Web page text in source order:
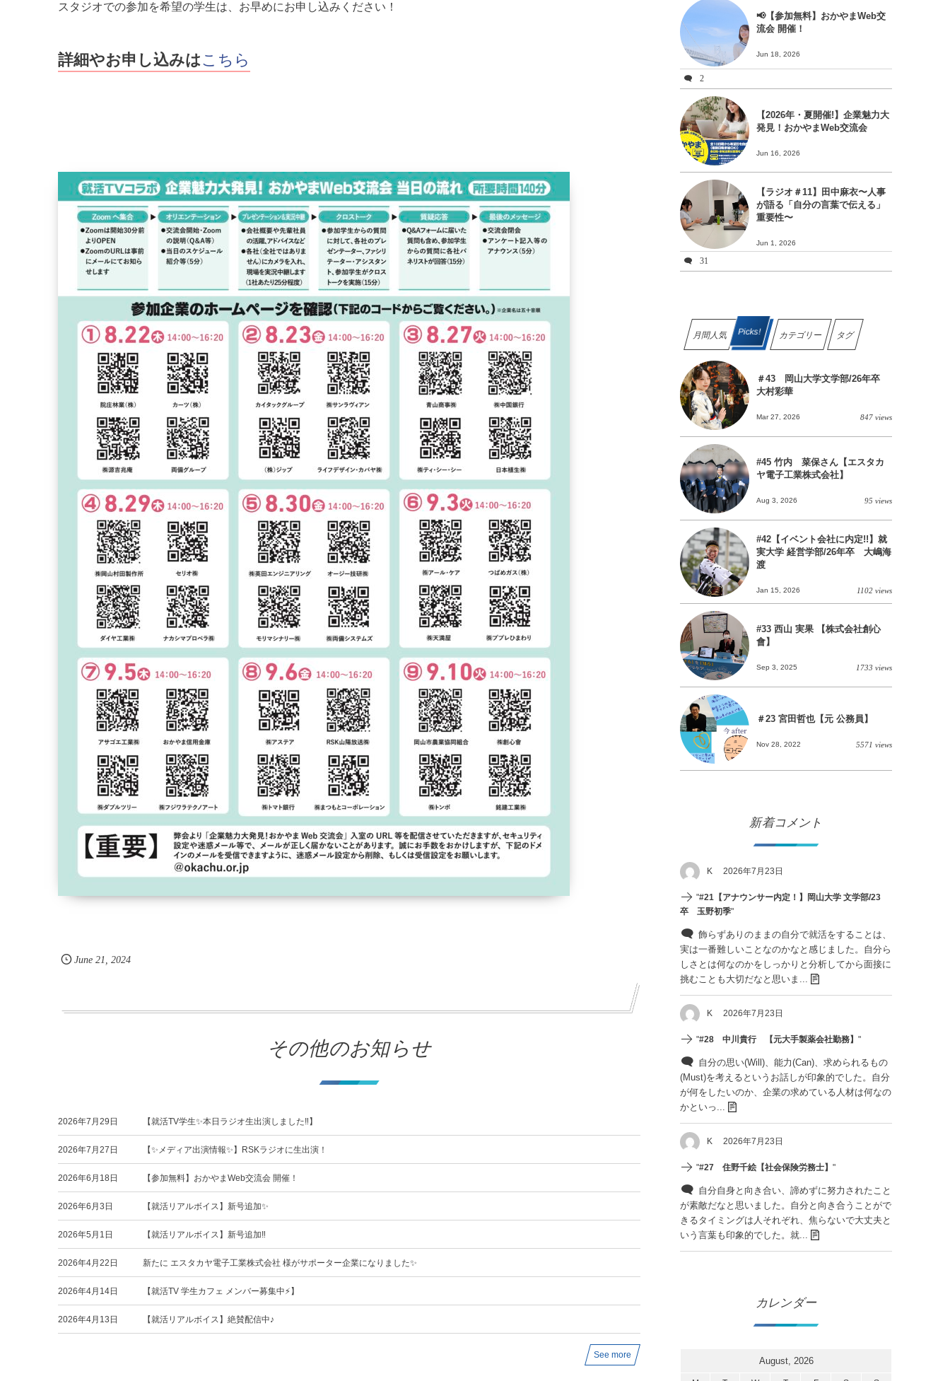
スタジオでの参加を希望の学生は、お早めにお申し込みください！
詳細やお申し込みはこちら
June 21 ,2024
その他のお知らせ
2026年7月29日 【就活TV学生✨本日ラジオ生出演しました‼️】
2026年7月27日 【✨メディア出演情報✨】RSKラジオに生出演！
2026年6月18日 【参加無料】おかやまWeb交流会 開催！
2026年6月3日 【就活リアルボイス】新号追加✨
2026年5月1日 【就活リアルボイス】新号追加‼️
2026年4月22日 新たに エスタカヤ電子工業株式会社 様がサポーター企業になりました✨
2026年4月14日 【就活TV 学生カフェ メンバー募集中⚡️】
2026年4月13日 【就活リアルボイス】絶賛配信中♪
See more
📢【参加無料】おかやまWeb交
流会 開催！
Jun 18, 2026
2
【2026年・夏開催!】企業魅力大
発見！おかやまWeb交流会
Jun 16, 2026
【ラジオ＃11】田中麻衣〜人事
が語る「自分の言葉で伝える」
重要性〜
Jun 1, 2026
31
月間人気 Picks! カテゴリー タグ
＃43 岡山大学文学部/26年卒
大村彩華
Mar 27, 2026 847 views
#45 竹内 菜保さん【エスタカ
ヤ電子工業株式会社】
Aug 3, 2026 95 views
#42【イベント会社に内定!!】就
実大学 経営学部/26年卒 大嶋海
渡
Jan 15, 2026 1102 views
#33 西山 実果 【株式会社創心
會】
Sep 3, 2025 1733 views
＃23 宮田哲也【元 公務員】
Nov 28, 2022 5571 views
新着コメント
K 2026年7月23日
"#21【アナウンサー内定！】岡山大学 文学部/23
卒 玉野初季"
飾らずありのままの自分で就活をすることは、
実は一番難しいことなのかなと感じました。自分ら
しさとは何なのかをしっかりと分析してから面接に
挑むことも大切だなと思いま...
K 2026年7月23日
"#28 中川貴行 【元大手製薬会社勤務】 "
自分の思い(Will)、能力(Can)、求められるもの
(Must)を考えるというお話しが印象的でした。自分
が何をしたいのか、企業の求めている人材は何なの
かといっ...
K 2026年7月23日
"#27 住野千絵【社会保険労務士】 "
自分自身と向き合い、諦めずに努力されたこと
が素敵だなと思いました。自分と向き合うことがで
きるタイミングは人それぞれ、焦らないで大丈夫と
いう言葉も印象的でした。就...
カレンダー
August, 2026